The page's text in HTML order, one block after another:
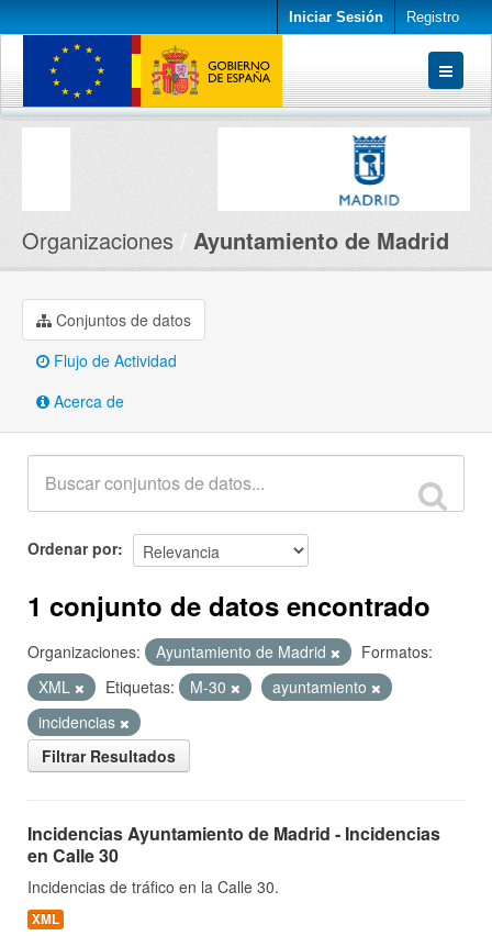
Iniciar Sesión Registro
Conjuntos de datos
Organizaciones Ayuntamiento de Madrid
Conjuntos de datos
Flujo de Actividad
Acerca de
Ordenar por
1 conjunto de datos encontrado
Organizaciones: Ayuntamiento de Madrid
Formatos:
XML
Etiquetas: M-30
ayuntamiento
incidencias
Filtrar Resultados
Incidencias Ayuntamiento de Madrid - Incidencias
en Calle 30
Incidencias de tráfico en la Calle 30.
XML